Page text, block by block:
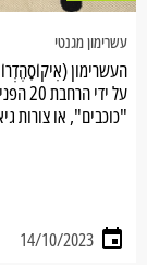
עשרימון מגנטי
על
"כוכבים", או צורות
14/10/2023